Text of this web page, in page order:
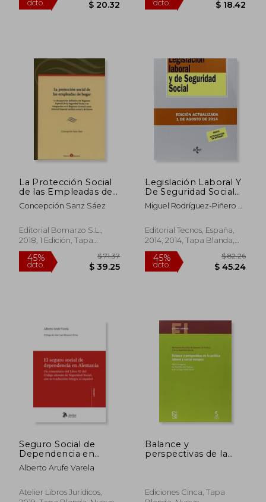
45%
$ 25.50
La Protección Social
de las Empleadas de
Hogar
Concepción Sanz Sáez
Editorial Bomarzo S.L.,
2018, 1 Edición, Tapa
Blanda, Nuevo
Legislación Laboral Y
De Seguridad Social
(derecho - Biblioteca
De Textos Legales)
Miguel Rodríguez-Piñero Y
Ojeda Avilés,maría
Fernanda Fernández
López,juan Gorelli
Hernández,jaime
Castiñeira Fernández,luis
Editorial Tecnos, España,
2014, 2014, Tapa Blanda,
Nuevo
Seguro Social de
Dependencia en
Alemania,El
Alberto Arufe Varela
Atelier Libros Jurídicos,
Balance y
perspectivas de la
Derecho del Trabajo y
Ediciones Cinca, Tapa